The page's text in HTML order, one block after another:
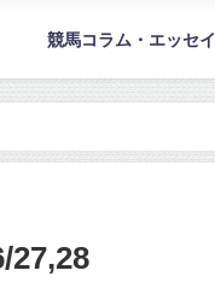
競馬コラム・エッセイ
27,28